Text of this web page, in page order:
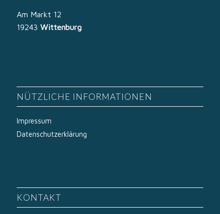
Am Markt 12
19243 Wittenburg
NÜTZLICHE INFORMATIONEN
Impressum
Datenschutzerklärung
KONTAKT